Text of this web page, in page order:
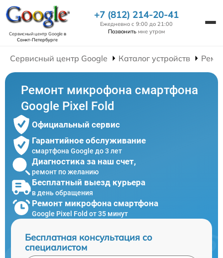
Сервисный центр Googleв
Санкт-Петербурге
+7 (812) 214-20-41
Ежедневно с 9:00 до 21:00
Позвонить мне утром
Сервисный центр Google Каталог устройств
Ремонт микрофона смартфона
Google Pixel Fold
Официальный сервис
Гарантийное обслуживание
смартфона Google до 3 лет
Диагностика за наш счет,
ремонт по желанию
Бесплатный выезд курьера
в день обращения
Ремонт микрофона смартфона
Google Pixel Fold от 35 минут
Бесплатная консультация со
специалистом